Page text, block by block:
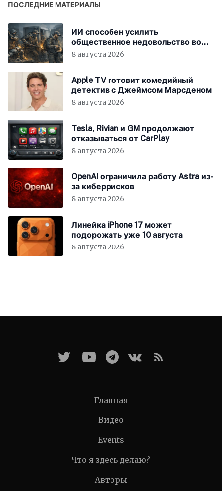
ПОСЛЕДНИЕ МАТЕРИАЛЫ
ИИ способен усилить
общественное недовольство во
всём мире
8 августа 2026
Apple TV готовит комедийный
детектив с Джеймсом Марсденом
8 августа 2026
Tesla, Rivian и GM продолжают
отказываться от CarPlay
8 августа 2026
OpenAI ограничила работу Astra из-
за киберрисков
8 августа 2026
Линейка iPhone 17 может
подорожать уже 10 августа
8 августа 2026
Главная
Видео
Events
Что я здесь делаю?
Авторы